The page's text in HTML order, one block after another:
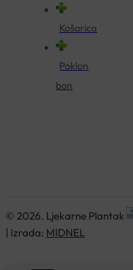
Košarica
Poklon
bon
© 2026. Ljekarne Plantak
| Izrada: MIDNEL